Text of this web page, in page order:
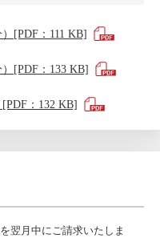
[PDF：111 KB]
[PDF：133 KB]
：132 KB]
翌月中にご請求いたしま